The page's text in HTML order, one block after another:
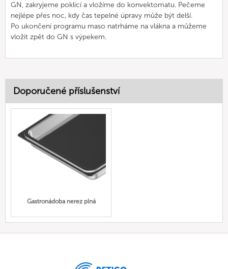
GN, zakryjeme poklicí a vložíme do konvektomatu. Pečeme
nejlépe přes noc, kdy čas tepelné úpravy může být delší.
Po ukončení programu maso natrháme na vlákna a můžeme
vložit zpět do GN s výpekem.
Doporučené příslušenství
Gastronádoba nerez plná